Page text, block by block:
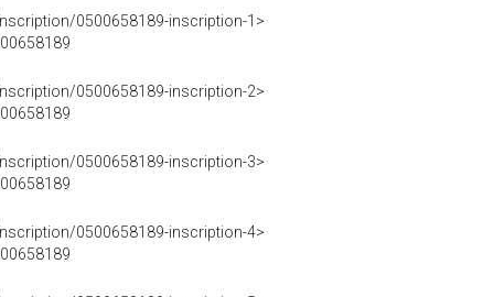
0500658189-inscription-1>
0500658189-inscription-2>
0500658189-inscription-3>
0500658189-inscription-4>